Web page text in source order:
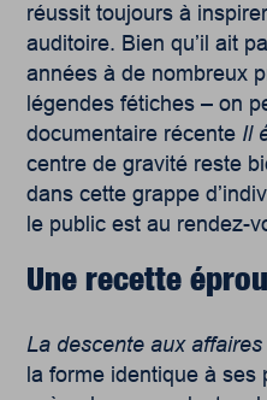
réussit toujours à
auditoire. Bien qu’il ait
années à de nombreux
légendes fétiches – on
documentaire récente Il
centre de gravité reste
dans cette grappe
le public est au rendez-
Une recette
La descente aux affaires
la forme identique à